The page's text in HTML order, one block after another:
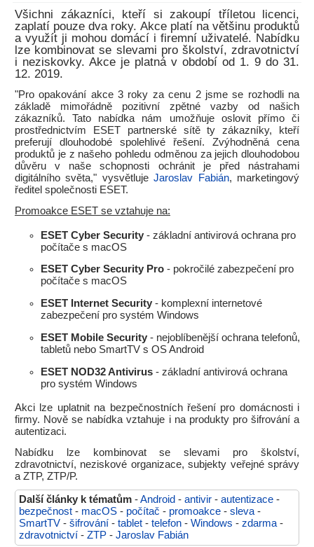
Všichni zákazníci, kteří si zakoupí tříletou licenci,
zaplatí pouze dva roky. Akce platí na většinu produktů
a využít ji mohou domácí i firemní uživatelé. Nabídku
lze kombinovat se slevami pro školství, zdravotnictví
i neziskovky. Akce je platná v období od 1. 9 do 31.
12. 2019.
"Pro opakování akce 3 roky za cenu 2 jsme se rozhodli na
základě mimořádně pozitivní zpětné vazby od našich
zákazníků. Tato nabídka nám umožňuje oslovit přímo či
prostřednictvím ESET partnerské sítě ty zákazníky, kteří
preferují dlouhodobé spolehlivé řešení. Zvýhodněná cena
produktů je z našeho pohledu odměnou za jejich dlouhodobou
důvěru v naše schopnosti ochránit je před nástrahami
digitálního světa," vysvětlujeJaroslav Fabián, marketingový
ředitel společnosti ESET.
Promoakce ESET se vztahuje na:
ESET Cyber Security - základní antivirová ochrana pro
počítače s macOS
ESET Cyber Security Pro - pokročilé zabezpečení pro
počítače s macOS
ESET Internet Security - komplexní internetové
zabezpečení pro systém Windows
ESET Mobile Security - nejoblíbenější ochrana telefonů,
tabletů nebo SmartTV s OS Android
ESET NOD32 Antivirus - základní antivirová ochrana
pro systém Windows
Akci lze uplatnit na bezpečnostních řešení pro domácnosti i
firmy. Nově se nabídka vztahuje i na produkty pro šifrování a
autentizaci.
Nabídku lze kombinovat se slevami pro školství,
zdravotnictví, neziskové organizace, subjekty veřejné správy
a ZTP, ZTP/P.
Další články k tématům -Android - antivir - autentizace -
bezpečnost - macOS - počítač - promoakce - sleva-
SmartTV - šifrování - tablet - telefon - Windows - zdarma-
zdravotnictví - ZTP - Jaroslav Fabián